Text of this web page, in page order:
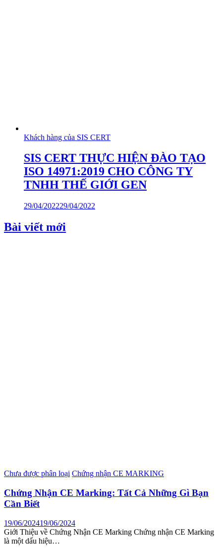
Khách hàng của SIS CERT
SIS CERT THỰC HIỆN ĐÀO TẠO
ISO 14971:2019 CHO CÔNG TY
TNHH THẾ GIỚI GEN
29/04/202229/04/2022
Bài viết mới
Chưa được phân loại Chứng nhận CE MARKING
Chứng Nhận CE Marking: Tất Cả Những Gì Bạn
Cần Biết
19/06/202419/06/2024
Giới Thiệu về Chứng Nhận CE Marking Chứng nhận CE Marking
là một dấu hiệu…